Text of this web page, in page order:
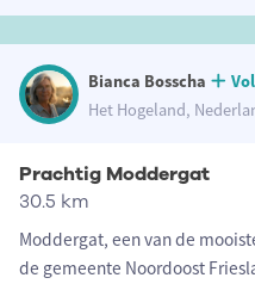
Bianca Bosscha
Het Hogeland,
Prachtig Moddergat
30.5 km
Moddergat, een van de
de gemeente Noordoost